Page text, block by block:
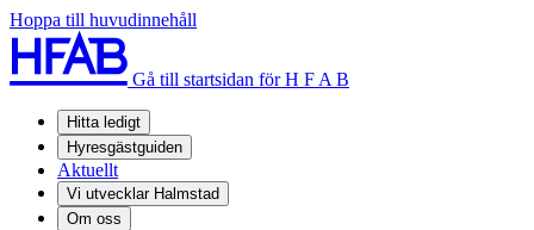
Hoppa till huvudinnehåll
Gå till startsidan för H F A B
Hitta ledigt
Hyresgästguiden
Aktuellt
Vi utvecklar Halmstad
Om oss